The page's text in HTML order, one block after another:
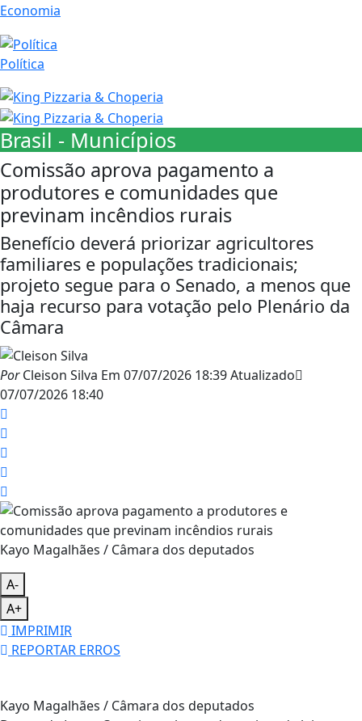
Economia
Política
Brasil - Municípios
Comissão aprova pagamento a
produtores e comunidades que
previnam incêndios rurais
Benefício deverá priorizar agricultores
familiares e populações tradicionais;
projeto segue para o Senado, a menos que
haja recurso para votação pelo Plenário da
Câmara
PorCleison Silva Em 07/07/2026 18:39Atualizado
07/07/2026 18:40
Kayo Magalhães / Câmara dos deputados
A-
A+
IMPRIMIR
REPORTAR ERROS
Kayo Magalhães / Câmara dos deputados